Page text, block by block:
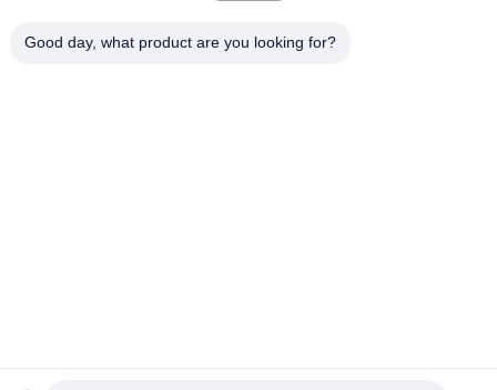
Good day, what product are you looking for?